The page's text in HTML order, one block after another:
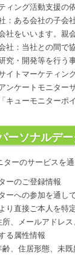
ィング活動支援の
：ある会社の子会
社をいいます。親
社：当社との間で
究・開発等を行う
イトマーケティン
ンケートモニター
キューモニターポ
ーソナルデ
ーのサービスを
ーのご登録情報
ーへの参加を通し
り直接ご本人を特
所、メールアドレ
る属性情報
、住居形態、未